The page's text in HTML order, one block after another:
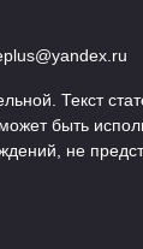
на
Текст
быть
не